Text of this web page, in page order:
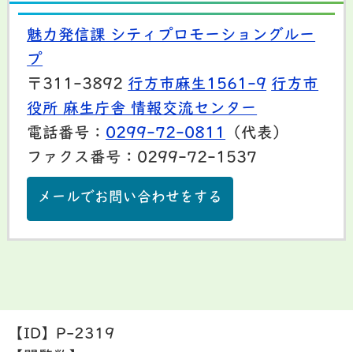
魅力発信課 シティプロモーショングルー
プ
〒311-3892 行方市麻生1561-9 行方市
役所 麻生庁舎 情報交流センター
電話番号： 0299-72-0811
（代表）
ファクス番号：0299-72-1537
メールでお問い合わせをする
【ID】 P-2319